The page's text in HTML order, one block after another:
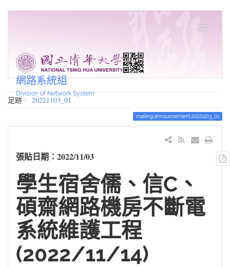
網路系統組
Division of Network System
足跡 20221103_01
mailing:announcement:20221103_01
張貼日期：2022/11/03
學生宿舍儒、信C、
碩齋網路機房不斷電
系統維護工程
(2022/11/14)